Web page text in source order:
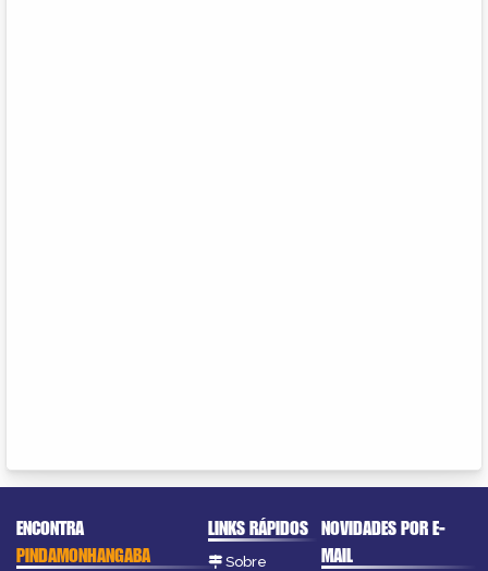
ENCONTRA
PINDAMONHANGABA
LINKS RÁPIDOS
Sobre
NOVIDADES POR E-
MAIL